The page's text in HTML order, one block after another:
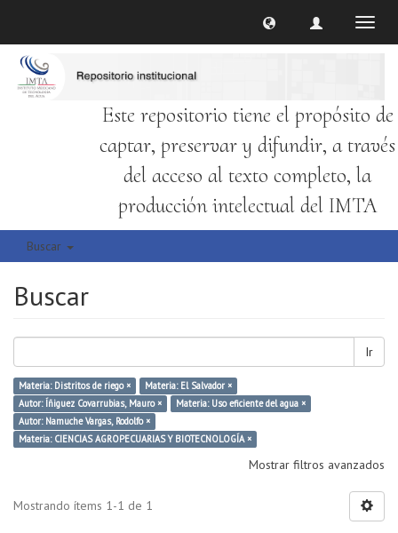
Este repositorio tiene el propósito de
captar, preservar y difundir, a través
del acceso al texto completo, la
producción intelectual del IMTA
Buscar
Buscar
Ir
Materia: Distritos de riego ×
Materia: El Salvador ×
Autor: Íñiguez Covarrubias, Mauro ×
Materia: Uso eficiente del agua ×
Autor: Namuche Vargas, Rodolfo ×
Materia: CIENCIAS AGROPECUARIAS Y BIOTECNOLOGÍA ×
Mostrar filtros avanzados
Mostrando ítems 1-1 de 1